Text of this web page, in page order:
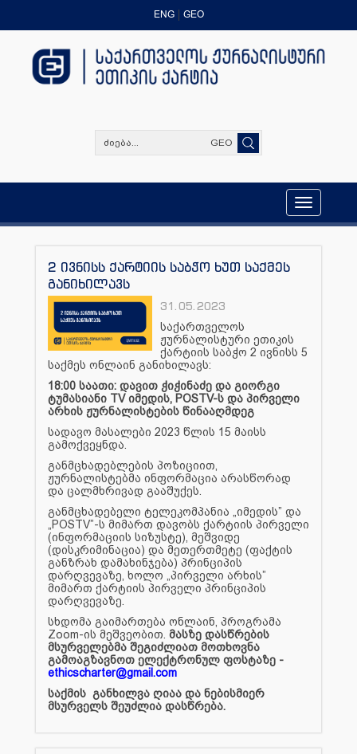
ENG GEO
GEO
Toggle
navigation
2 ივნისს ქარტიის საბჭო ხუთ საქმეს
განიხილავს
31.05.2023
საქართველოს
ჟურნალისტური ეთიკის
ქარტიის საბჭო 2 ივნისს 5
საქმეს ონლაინ განიხილავს:
18:00 საათი: დავით ჭიჭინაძე და გიორგი
ტუმასიანი TV იმედის, POSTV-ს და პირველი
არხის ჟურნალისტების წინააღმდეგ
სადავო მასალები 2023 წლის 15 მაისს
გამოქვეყნდა.
განმცხადებლების პოზიციით,
ჟურნალისტებმა ინფორმაცია არასწორად
და ცალმხრივად გააშუქეს.
განმცხადებელი ტელეკომპანია „იმედის” და
„POSTV”-ს მიმართ დავობს ქარტიის პირველი
(ინფორმაციის სიზუსტე), მეშვიდე
(დისკრიმინაცია) და მეთერთმეტე (ფაქტის
განზრახ დამახინჯება) პრინციპის
დარღვევაზე, ხოლო „პირველი არხის”
მიმართ ქარტიის პირველი პრინციპის
დარღვევაზე.
სხდომა გაიმართება ონლაინ, პროგრამა
Zoom-ის მეშვეობით. მასზე დასწრების
მსურველებმა შეგიძლიათ მოთხოვნა
გამოაგზავნოთ ელექტრონულ ფოსტაზე -
ethicscharter@gmail.com
საქმის განხილვა ღიაა და ნებისმიერ
მსურველს შეუძლია დასწრება.